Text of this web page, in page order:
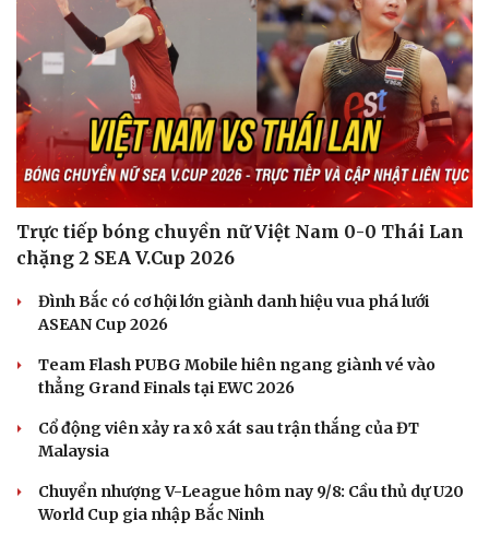
Du lịch
Tư vấn
Săn Tour
check-in
Podcast
Câu chuyện thời sự
Đọc truyện đêm khuya
Cửa sổ tình yêu
Kể chuyện cho bé
Hạt giống tâm hồn
Trực tiếp bóng chuyền nữ Việt Nam 0-0 Thái Lan
chặng 2 SEA V.Cup 2026
Đình Bắc có cơ hội lớn giành danh hiệu vua phá lưới
ASEAN Cup 2026
Team Flash PUBG Mobile hiên ngang giành vé vào
thẳng Grand Finals tại EWC 2026
Cổ động viên xảy ra xô xát sau trận thắng của ĐT
Malaysia
Chuyển nhượng V-League hôm nay 9/8: Cầu thủ dự U20
World Cup gia nhập Bắc Ninh